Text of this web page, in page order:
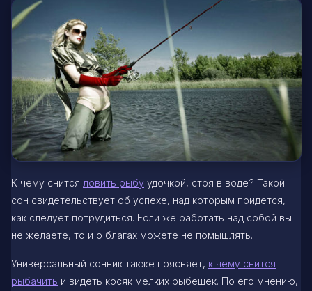
К чему снится ловить рыбу удочкой, стоя в воде? Такой
сон свидетельствует об успехе, над которым придется,
как следует потрудиться. Если же работать над собой вы
не желаете, то и о благах можете не помышлять.
Универсальный сонник также поясняет, к чему снится
рыбачить и видеть косяк мелких рыбешек. По его мнению,